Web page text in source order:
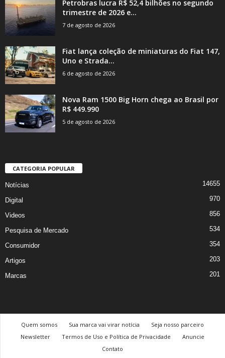
Petrobras lucra R$ 52,4 bilhões no segundo
trimestre de 2026 e...
7 de agosto de 2026
Fiat lança coleção de miniaturas do Fiat 147,
Uno e Strada...
6 de agosto de 2026
Nova Ram 1500 Big Horn chega ao Brasil por
R$ 449.990
5 de agosto de 2026
CATEGORIA POPULAR
Notícias 14655
Digital 970
Videos 856
Pesquisa de Mercado 534
Consumidor 354
Artigos 203
Marcas 201
Quem somos Sua marca vai virar notícia
Seja nosso parceiro
Newsletter
Termos de Uso e Política de Privacidade
Anuncie
Contato